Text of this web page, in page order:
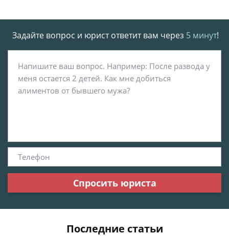
Задайте вопрос и юрист ответит вам через 5 минут!
Спросить юриста
Последние статьи